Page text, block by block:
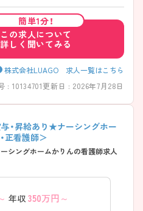
簡単1分！
この求人について
詳しく聞いてみる
株式会社LUAGO 求人一覧はこちら
: 10134701更新日 : 2026年7月28日
・昇給あり★ナーシングホー
正看護師＞
シングホームかりんの看護師求人
年収 350万円～